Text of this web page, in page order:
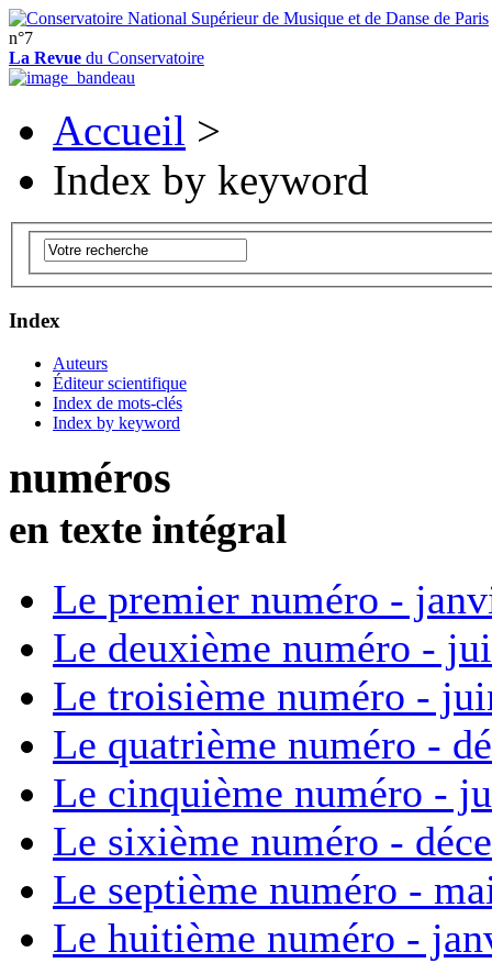
n°7
La Revue du Conservatoire
Accueil >
Index by keyword
Index
Auteurs
Éditeur scientifique
Index de mots-clés
Index by keyword
numéros
en texte intégral
Le premier numéro -
Le deuxième numéro -
Le troisième numéro -
Le quatrième numéro -
Le cinquième numéro -
Le sixième numéro -
Le septième numéro -
Le huitième numéro -